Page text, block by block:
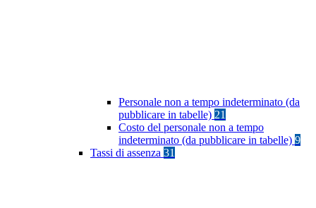
Personale non a tempo indeterminato (da
pubblicare in tabelle) 21
Costo del personale non a tempo
indeterminato (da pubblicare in tabelle) 9
Tassi di assenza 31